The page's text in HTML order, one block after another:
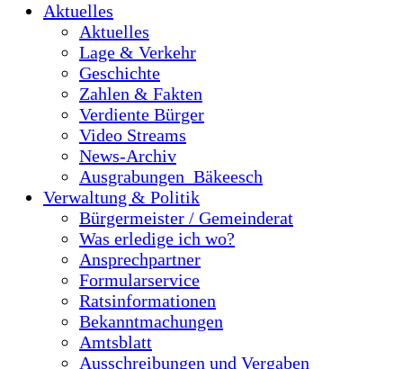
Aktuelles
Aktuelles
Lage & Verkehr
Geschichte
Zahlen & Fakten
Verdiente Bürger
Video Streams
News-Archiv
Ausgrabungen_Bäkeesch
Verwaltung & Politik
Bürgermeister / Gemeinderat
Was erledige ich wo?
Ansprechpartner
Formularservice
Ratsinformationen
Bekanntmachungen
Amtsblatt
Ausschreibungen und Vergaben